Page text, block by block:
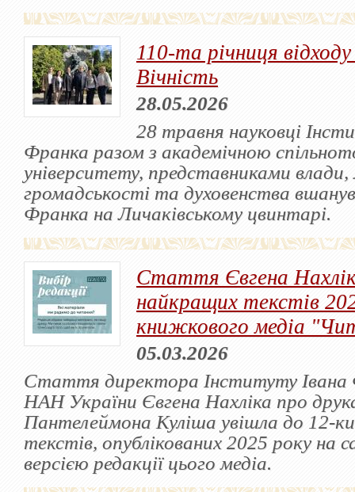
110-та річниця
Вічність
28.05.2026
28 травня науковці
Франка разом з академічною
університету, представниками влади,
громадськості та духовенства
Франка на Личаківському цвинтарі.
Стаття Євгена
найкращих текстів
книжкового медіа
05.03.2026
Стаття директора Інституту Івана
НАН України Євгена Нахліка про
Пантелеймона Куліша увішла до 12-
текстів, опублікованих 2025 року
версією редакції цього медіа.